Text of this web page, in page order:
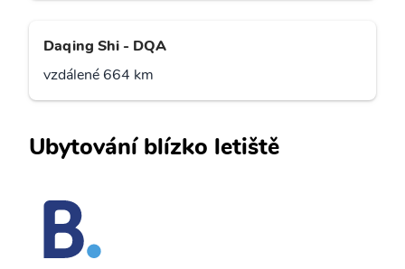
Daqing Shi - DQA
vzdálené 664 km
Ubytování blízko letiště